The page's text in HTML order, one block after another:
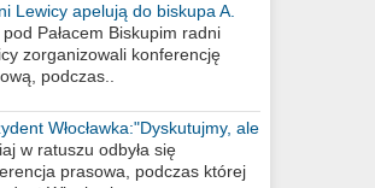
Lewicy apelują do biskupa A.
Meringa
pod Pałacem Biskupim radni
zorganizowali konferencję
podczas..
Włocławka:"Dyskutujmy, ale
się”
w ratuszu odbyła się
prasowa, podczas której